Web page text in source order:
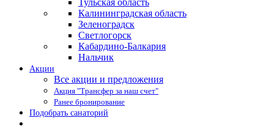
Тульская область
Калининградская область
Зеленоградск
Светлогорск
Кабардино-Балкария
Нальчик
Акции
Все акции и предложения
Акция "Трансфер за наш счет"
Ранее бронирование
Подобрать санаторий